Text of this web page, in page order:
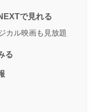
で見れる
カル映画も見放題
る